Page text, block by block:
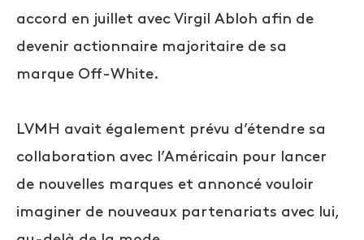
accord en juillet avec Virgil Abloh afin de
devenir actionnaire majoritaire de sa
marque Off-White.
LVMH avait également prévu d’étendre sa
collaboration avec l’Américain pour lancer
de nouvelles marques et annoncé vouloir
imaginer de nouveaux partenariats avec lui,